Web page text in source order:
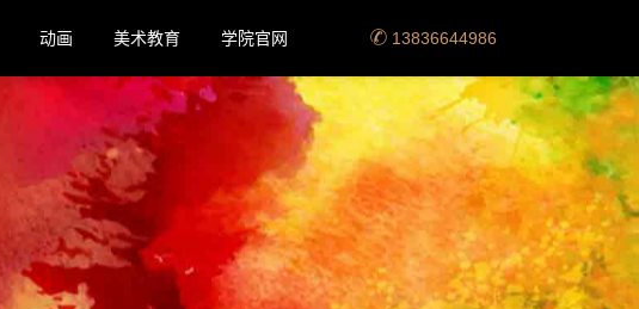
动画 美术教育 学院官网 13836644986